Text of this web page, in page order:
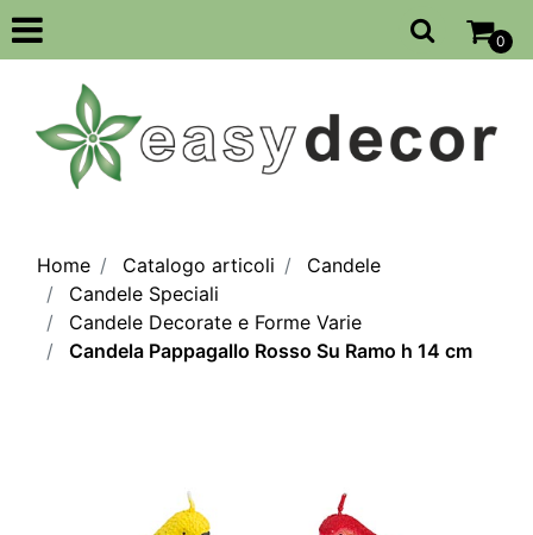
Open
0
Home Catalogo articoli
Candele
Candele Speciali
Candele Decorate e Forme Varie
Candela Pappagallo Rosso Su Ramo h 14 cm